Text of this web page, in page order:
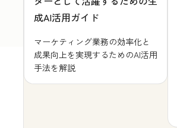
成AI活用ガイド
マーケティング業務の効率化と
成果向上を実現するためのAI活用
手法を解説